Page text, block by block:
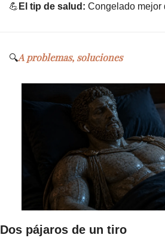
💪 El tip de salud: Congelado mejor
🔍A problemas, soluciones
Dos pájaros de un tiro